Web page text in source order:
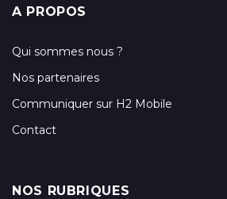
A PROPOS
Qui sommes nous ?
Nos partenaires
Communiquer sur H2 Mobile
Contact
NOS RUBRIQUES